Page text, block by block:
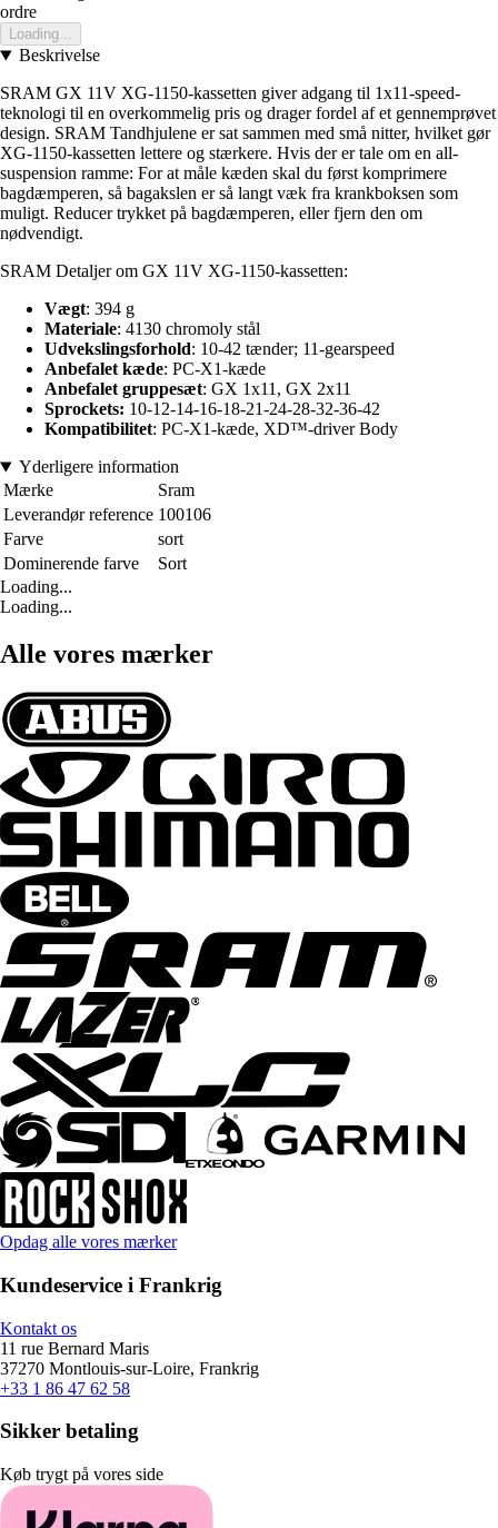
ordre
Loading...
Beskrivelse
SRAM GX 11V XG-1150-kassetten giver adgang til 1x11-speed-
teknologi til en overkommelig pris og drager fordel af et gennemprøvet
design. SRAM Tandhjulene er sat sammen med små nitter, hvilket gør
XG-1150-kassetten lettere og stærkere. Hvis der er tale om en all-
suspension ramme: For at måle kæden skal du først komprimere
bagdæmperen, så bagakslen er så langt væk fra krankboksen som
muligt. Reducer trykket på bagdæmperen, eller fjern den om
nødvendigt.
SRAM Detaljer om GX 11V XG-1150-kassetten:
Vægt: 394 g
Materiale: 4130 chromoly stål
Udvekslingsforhold: 10-42 tænder; 11-gearspeed
Anbefalet kæde: PC-X1-kæde
Anbefalet gruppesæt: GX 1x11, GX 2x11
Sprockets: 10-12-14-16-18-21-24-28-32-36-42
Kompatibilitet: PC-X1-kæde, XD™-driver Body
Yderligere information
Mærke
Sram
Leverandør reference 100106
Farve
sort
Dominerende farve
Sort
Loading...
Loading...
Alle vores mærker
Opdag alle vores mærker
Kundeservice i Frankrig
Kontakt os
11 rue Bernard Maris
37270 Montlouis-sur-Loire, Frankrig
+33 1 86 47 62 58
Sikker betaling
Køb trygt på vores side